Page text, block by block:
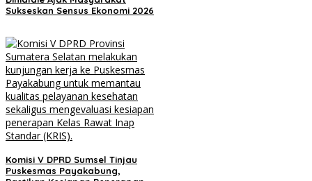
Sukseskan Sensus Ekonomi 2026
Komisi V DPRD Sumsel Tinjau
Puskesmas Payakabung,